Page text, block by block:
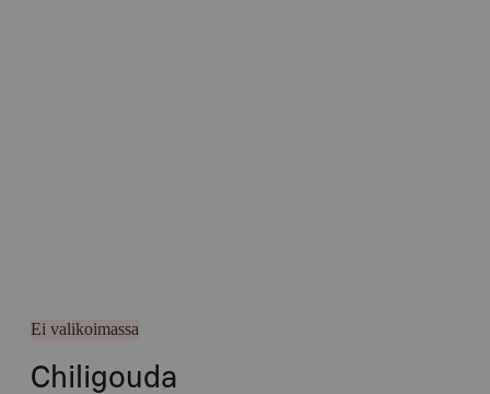
Ei valikoimassa
Chiligouda